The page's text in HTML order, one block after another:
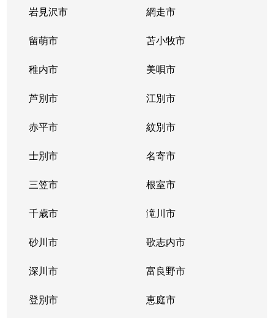
岩見沢市 網走市
留萌市 苫小牧市
稚内市 美唄市
芦別市 江別市
赤平市 紋別市
士別市 名寄市
三笠市 根室市
千歳市 滝川市
砂川市 歌志内市
深川市 富良野市
登別市 恵庭市